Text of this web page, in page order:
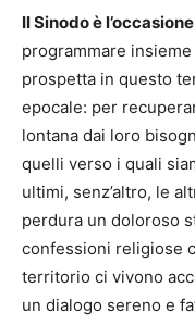
Il Sinodo è
programmare
prospetta in questo
epocale: per
lontana dai loro
quelli verso i quali
ultimi, senz’altro, le
perdura un doloroso
confessioni religiose
territorio ci vivono
un dialogo sereno e